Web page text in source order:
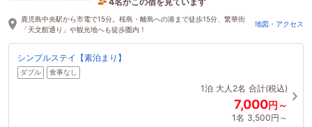
23分前に予約されました
鹿児島中央駅から市電で15分。桜島・離島への港まで徒歩15分、繁華街
「天文館通り」や観光地へも徒歩圏内！
地図・アクセス
シンプルステイ【素泊まり】
ダブル 食事なし
1泊 大人2名 合計(税込)
7,000円～
1名 3,500円～